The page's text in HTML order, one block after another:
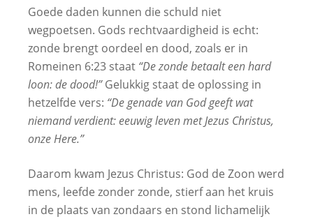
Goede daden kunnen die schuld niet
wegpoetsen. Gods rechtvaardigheid is echt:
zonde brengt oordeel en dood, zoals er in
Romeinen 6:23 staat “De zonde betaalt een hard
loon: de dood!”Gelukkig staat de oplossing in
hetzelfde vers: “De genade van God geeft wat
niemand verdient: eeuwig leven met Jezus Christus,
onze Here.”
Daarom kwam Jezus Christus: God de Zoon werd
mens, leefde zonder zonde, stierf aan het kruis
in de plaats van zondaars en stond lichamelijk